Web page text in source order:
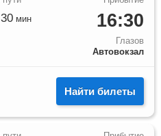
16:30
Глазов
Автовокзал
30 мин
Найти билеты